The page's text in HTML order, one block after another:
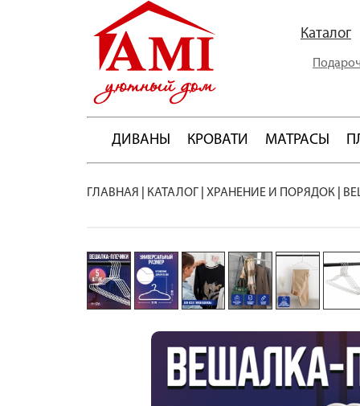
Каталог
ДИВАНЫ КРОВАТИ МАТРАСЫ
ГЛАВНАЯ КАТАЛОГ ХРАНЕНИЕ И ПОРЯДОК